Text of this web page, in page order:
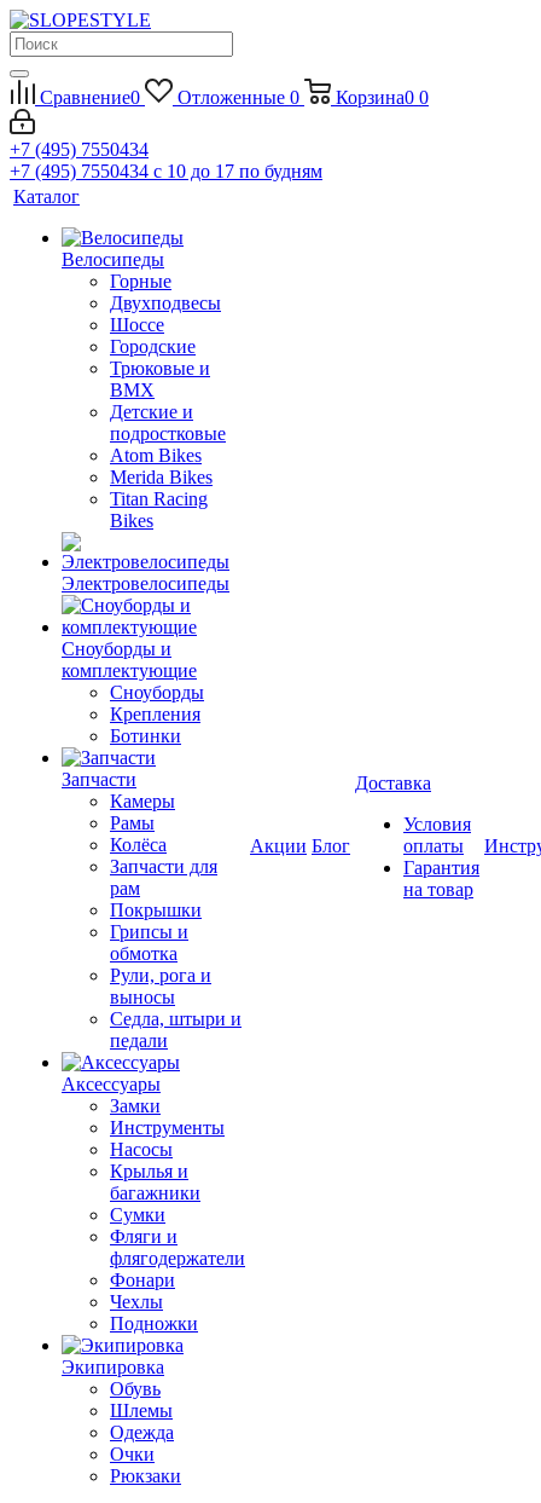
Сравнение0 Отложенные 0 Корзина0 0
+7 (495) 7550434
+7 (495) 7550434 с 10 до 17 по будням
Каталог
Велосипеды
Горные
Двухподвесы
Шоссе
Городские
Трюковые и
BMX
Детские и
подростковые
Atom Bikes
Merida Bikes
Titan Racing
Bikes
Электровелосипеды
Cноуборды и
комплектующие
Сноуборды
Крепления
Ботинки
Запчасти
Камеры
Рамы
Колёса
Запчасти для
рам
Покрышки
Грипсы и
обмотка
Рули, рога и
выносы
Седла, штыри и
педали
Аксессуары
Замки
Инструменты
Насосы
Крылья и
багажники
Сумки
Фляги и
флягодержатели
Фонари
Чехлы
Подножки
Экипировка
Обувь
Шлемы
Одежда
Очки
Рюкзаки
Акции Блог
Доставка
Условия
оплаты
Гарантия
на товар